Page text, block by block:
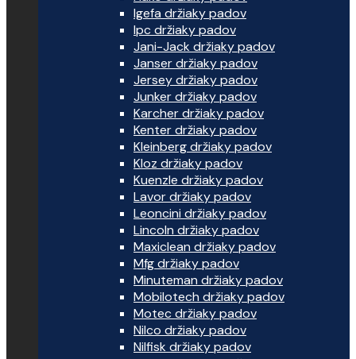
Igefa držiaky padov
Ipc držiaky padov
Jani-Jack držiaky padov
Janser držiaky padov
Jersey držiaky padov
Junker držiaky padov
Karcher držiaky padov
Kenter držiaky padov
Kleinberg držiaky padov
Kloz držiaky padov
Kuenzle držiaky padov
Lavor držiaky padov
Leoncini držiaky padov
Lincoln držiaky padov
Maxiclean držiaky padov
Mfg držiaky padov
Minuteman držiaky padov
Mobilotech držiaky padov
Motec držiaky padov
Nilco držiaky padov
Nilfisk držiaky padov